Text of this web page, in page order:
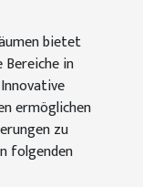
bietet
in
ermöglichen
zu
folgenden